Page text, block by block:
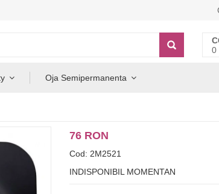
0
Oja Semipermanenta
76 RON
Cod: 2M2521
INDISPONIBIL MOMENTAN